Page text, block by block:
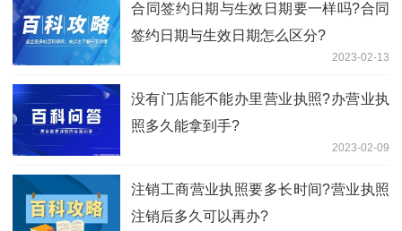
​合同签约日期与生效日期要一样吗?合同
签约日期与生效日期怎么区分?
2023-02-13
没有门店能不能办里营业执照?办营业执
照多久能拿到手?
2023-02-09
注销工商营业执照要多长时间?营业执照
注销后多久可以再办?